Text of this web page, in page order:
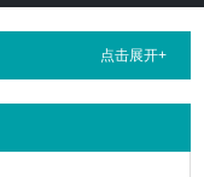
点击展开+